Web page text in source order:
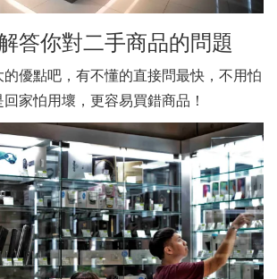
答你對二手商品的問題
優點吧，有不懂的直接問最快，不用怕
家怕用壞，更容易買錯商品！